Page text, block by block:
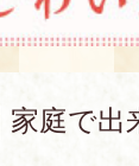
家庭で出